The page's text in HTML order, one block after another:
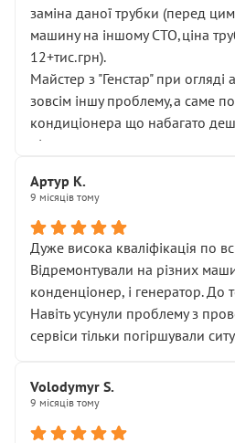
заміна даної трубки (перед цим
машину на іншому СТО,ціна
12+тис.грн).
Майстер з "Генстар" при огляді
зовсім іншу проблему,а саме
кондиціонера що набагато
підсумку.
Артур К.
9 місяців тому
Дуже висока кваліфікація по
Відремонтували на різних
конденціонер, і генератор.
Навіть усунули проблему з
сервіси тільки погіршували
Volodymyr S.
9 місяців тому